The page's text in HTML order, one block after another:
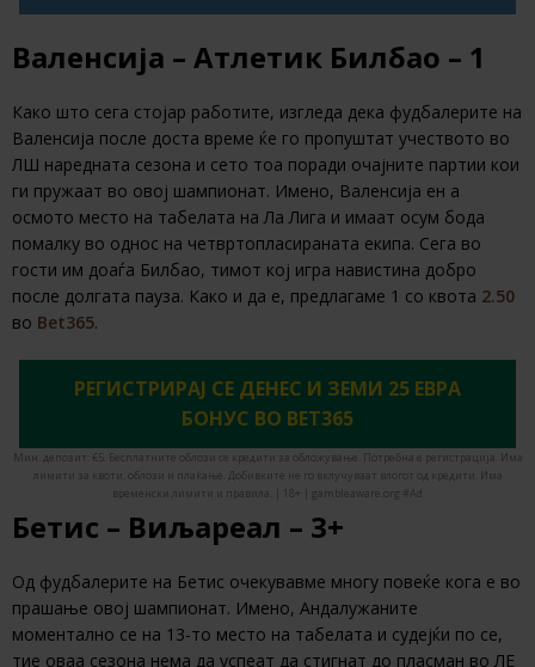
Валенсија – Атлетик Билбао – 1
Како што сега стојар работите, изгледа дека фудбалерите на
Валенсија после доста време ќе го пропуштат учеството во
ЛШ наредната сезона и сето тоа поради очајните партии кои
ги пружаат во овој шампионат. Имено, Валенсија ен а
осмото место на табелата на Ла Лига и имаат осум бода
помалку во однос на четвртопласираната екипа. Сега во
гости им доаѓа Билбао, тимот кој игра навистина добро
после долгата пауза. Како и да е, предлагаме 1 со квота 2.50
во Bet365.
РЕГИСТРИРАЈ СЕ ДЕНЕС И ЗЕМИ 25 ЕВРА
БОНУС ВО BET365
Мин. депозит: €5. Бесплатните облози се кредити за обложување. Потребна е регистрација. Има
лимити за квоти, облози и плаќање. Добивките не го вклучуваат влогот од кредити. Има
временски лимити и правила. | 18+ | gambleaware.org #Ad
Бетис – Виљареал – 3+
Од фудбалерите на Бетис очекувавме многу повеќе кога е во
прашање овој шампионат. Имено, Андалужаните
моментално се на 13-то место на табелата и судејќи по се,
тие оваа сезона нема да успеат да стигнат до пласман во ЛЕ